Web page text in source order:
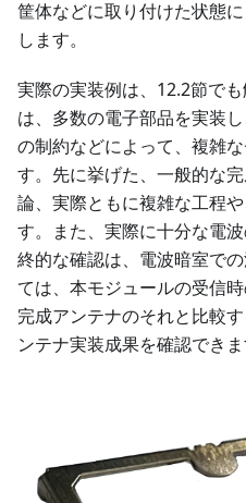
筐体などに取り付けた状態
します。
実際の実装例は、12.2節で
は、多数の電子部品を実装
の制約などによって、複雑
す。先に挙げた、一般的な
論、実際ともに複雑な工程
す。また、実際に十分な電
終的な確認は、電波暗室で
ては、本モジュールの受信
完成アンテナのそれと比較
ンテナ実装成果を確認できま